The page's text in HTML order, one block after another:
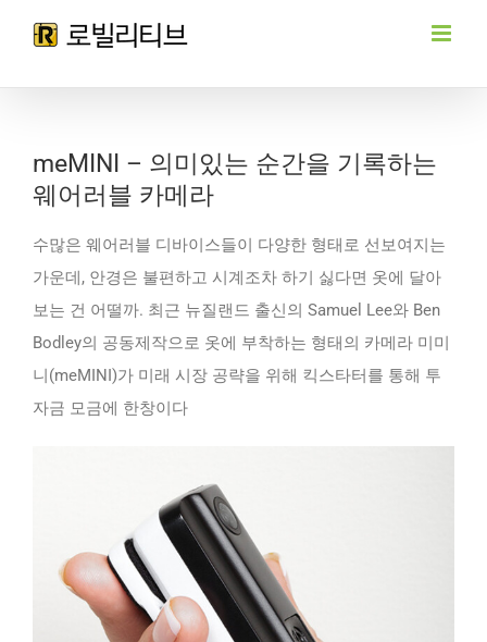
meMINI – 의미있는 순간을 기록하는
웨어러블 카메라
수많은 웨어러블 디바이스들이 다양한 형태로 선보여지는
가운데, 안경은 불편하고 시계조차 하기 싫다면 옷에 달아
보는 건 어떨까. 최근 뉴질랜드 출신의 Samuel Lee와 Ben
Bodley의 공동제작으로 옷에 부착하는 형태의 카메라 미미
니(meMINI)가 미래 시장 공략을 위해 킥스타터를 통해 투
자금 모금에 한창이다